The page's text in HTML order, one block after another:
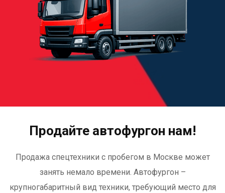
Продайте автофургон нам!
Продажа спецтехники с пробегом в Москве может
занять немало времени. Автофургон –
крупногабаритный вид техники, требующий место для